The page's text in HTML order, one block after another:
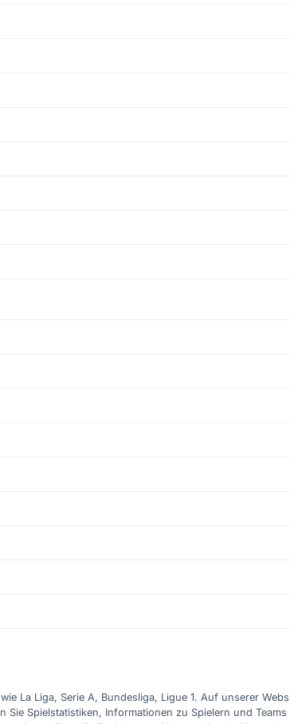
La Liga, Serie A, Bundesliga, Ligue 1. Auf unserer
Sie Spielstatistiken, Informationen zu Spielern und